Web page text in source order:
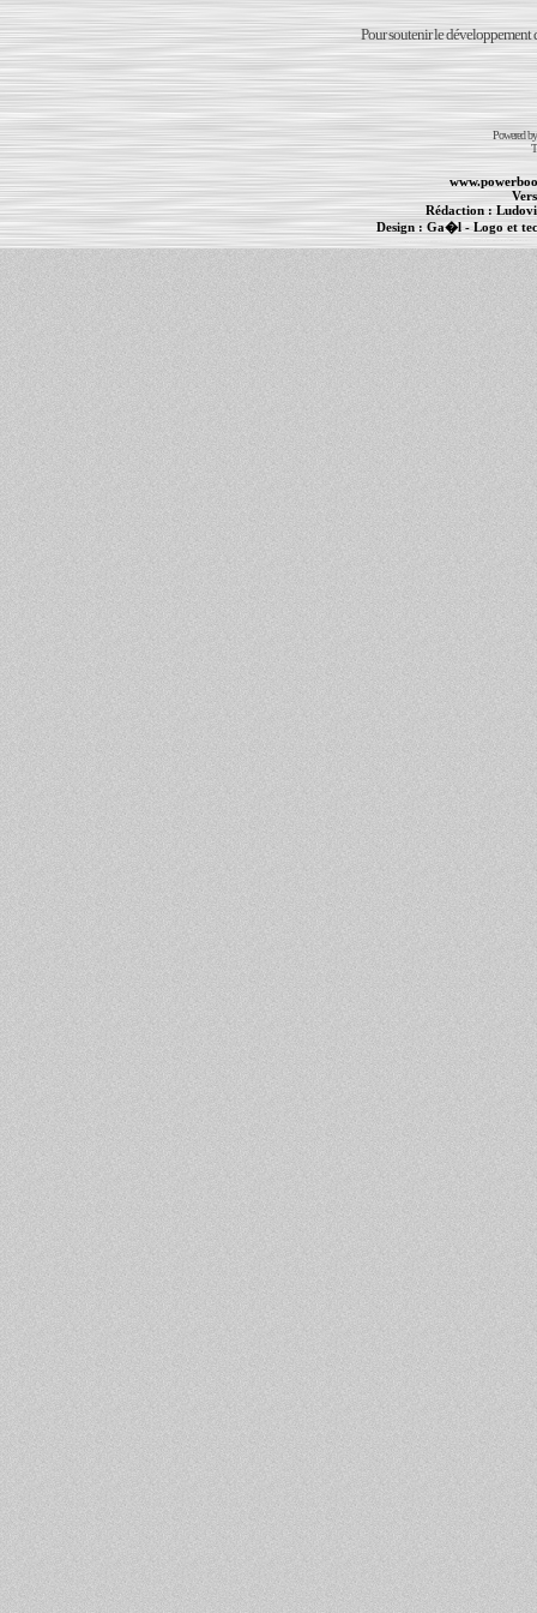
Pour soutenir le développement
Powered
Rédaction :
Design : Ga�l- Logo et
PowerBook- MacBook Pro